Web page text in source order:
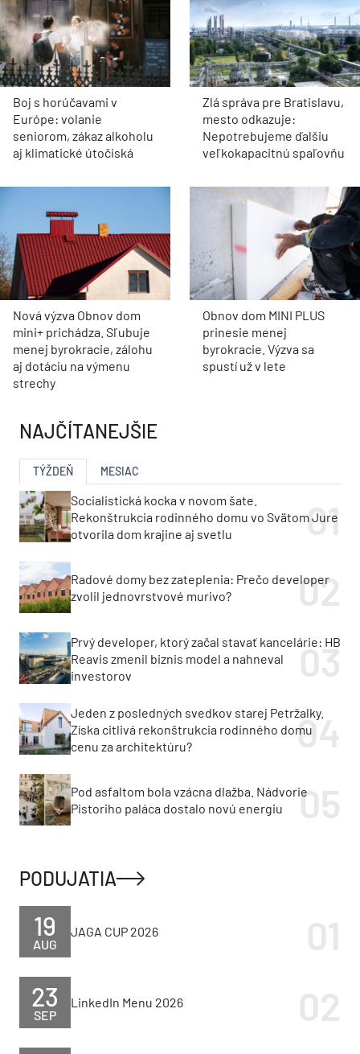
Boj s horúčavami v
Európe: volanie
seniorom, zákaz alkoholu
aj klimatické útočiská
Zlá správa pre Bratislavu,
mesto odkazuje:
Nepotrebujeme ďalšiu
veľkokapacitnú spaľovňu
Nová výzva Obnov dom
mini+ prichádza. Sľubuje
menej byrokracie, zálohu
aj dotáciu na výmenu
strechy
Obnov dom MINI PLUS
prinesie menej
byrokracie. Výzva sa
spustí už v lete
NAJČÍTANEJŠIE
TÝŽDEŇ MESIAC
Socialistická kocka v novom šate.
Rekonštrukcia rodinného domu vo Svätom Jure
otvorila dom krajine aj svetlu
Radové domy bez zateplenia: Prečo developer
zvolil jednovrstvové murivo?
Prvý developer, ktorý začal stavať kancelárie: HB
Reavis zmenil biznis model a nahneval
investorov
Jeden z posledných svedkov starej Petržalky.
Získa citlivá rekonštrukcia rodinného domu
cenu za architektúru?
Pod asfaltom bola vzácna dlažba. Nádvorie
Pistoriho paláca dostalo novú energiu
PODUJATIA
AUG
19 JAGA CUP 2026
SEP
23 LinkedIn Menu 2026